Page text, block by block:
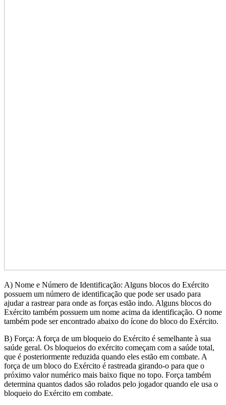
A) Nome e Número de Identificação: Alguns blocos do Exército
possuem um número de identificação que pode ser usado para
ajudar a rastrear para onde as forças estão indo. Alguns blocos do
Exército também possuem um nome acima da identificação. O nome
também pode ser encontrado abaixo do ícone do bloco do Exército.
B) Força: A força de um bloqueio do Exército é semelhante à sua
saúde geral. Os bloqueios do exército começam com a saúde total,
que é posteriormente reduzida quando eles estão em combate. A
força de um bloco do Exército é rastreada girando-o para que o
próximo valor numérico mais baixo fique no topo. Força também
determina quantos dados são rolados pelo jogador quando ele usa o
bloqueio do Exército em combate.